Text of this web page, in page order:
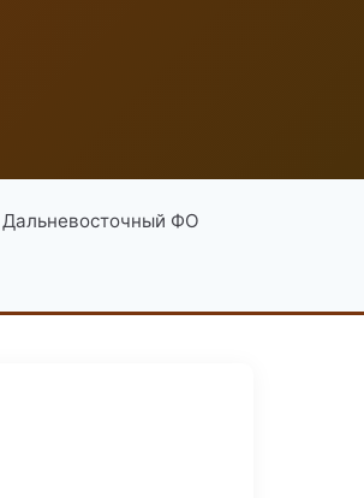
Дальневосточный ФО